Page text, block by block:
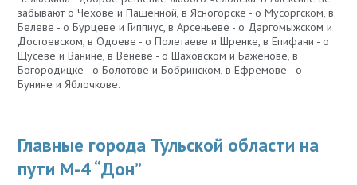
забывают о Чехове и Пашенной, в Ясногорске - о Мусоргском, в
Белеве - о Бурцеве и Гиппиус, в Арсеньеве - о Даргомыжском и
Достоевском, в Одоеве - о Полетаеве и Шренке, в Епифани - о
Щусеве и Ванине, в Веневе - о Шаховском и Баженове, в
Богородицке - о Болотове и Бобринском, в Ефремове - о
Бунине и Яблочкове.
Главные города Тульской области на
пути М-4 “Дон”